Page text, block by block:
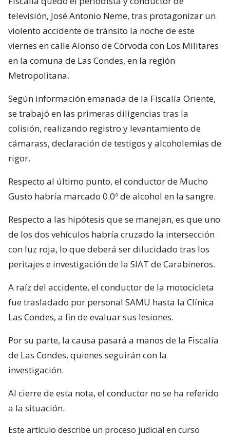
televisión, José Antonio Neme, tras protagonizar un
violento accidente de tránsito la noche de este
viernes en calle Alonso de Córvoda con Los Militares
en la comuna de Las Condes, en la región
Metropolitana.
Según información emanada de la Fiscalía Oriente,
se trabajó en las primeras diligencias tras la
colisión, realizando registro y levantamiento de
cámarass, declaración de testigos y alcoholemias de
rigor.
Respecto al último punto, el conductor de Mucho
Gusto habría marcado 0.0º de alcohol en la sangre.
Respecto a las hipótesis que se manejan, es que uno
de los dos vehículos habría cruzado la intersección
con luz roja, lo que deberá ser dilucidado tras los
peritajes e investigación de la SIAT de Carabineros.
A raíz del accidente, el conductor de la motocicleta
fue trasladado por personal SAMU hasta la Clínica
Las Condes, a fin de evaluar sus lesiones.
Por su parte, la causa pasará a manos de la Fiscalía
de Las Condes, quienes seguirán con la
investigación.
Al cierre de esta nota, el conductor no se ha referido
a la situación.
Este artículo describe un proceso judicial en curso